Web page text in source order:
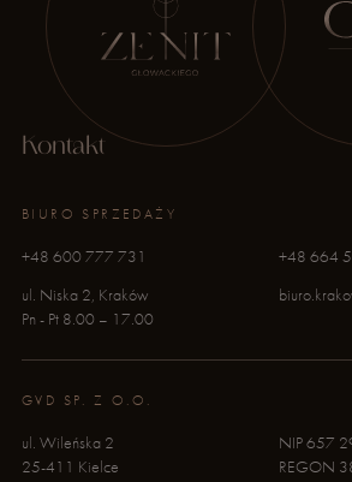
Kontakt
BIURO SPRZEDAŻY
+48 600 777 731
ul. Niska 2, Kraków
Pn - Pt 8.00 – 17.00
+48 664
GVD SP. Z O.O.
ul. Wileńska 2
25-411 Kielce
NIP 657
REGON